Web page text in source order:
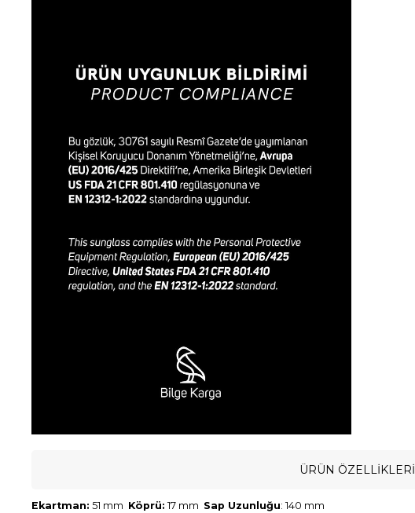
ÜRÜN ÖZELLIKLERI
Ekartman: 51 mm Köprü: 17 mm Sap Uzunluğu: 140 mm